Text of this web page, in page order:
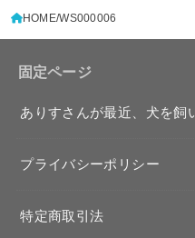
HOME WS000006
固定ページ
ありすさんが最近、犬を飼
プライバシーポリシー
特定商取引法